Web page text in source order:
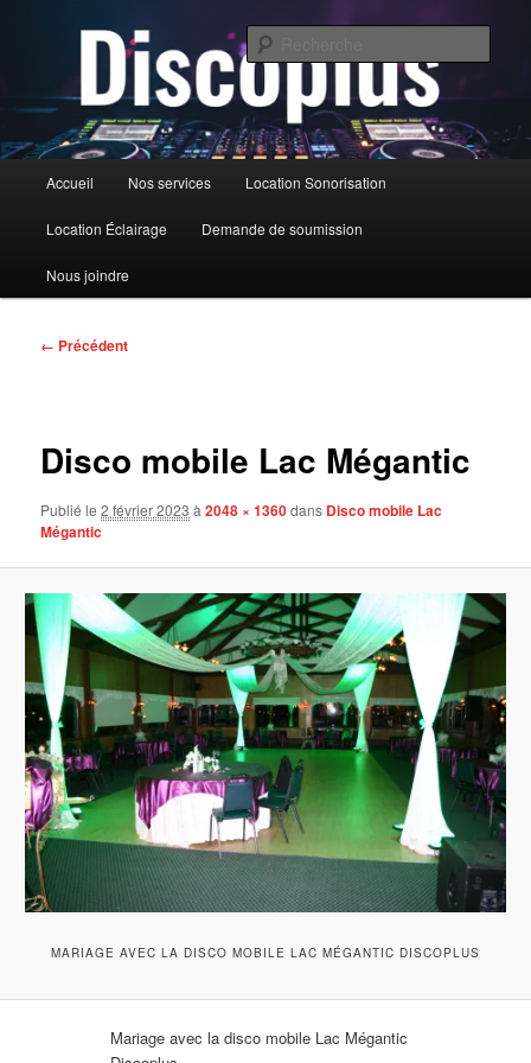
DiscoPlus
principal
Accueil Nos services Location Sonorisation
Location Éclairage Demande de soumission
Nous joindre
Navigation
← Précédent
Disco mobile Lac Mégantic
Publié le2 février 2023 à2048 × 1360dans Disco mobile Lac
Mégantic
MARIAGE AVEC LA DISCO MOBILE LAC MÉGANTIC DISCOPLUS
Mariage avec la disco mobile Lac Mégantic